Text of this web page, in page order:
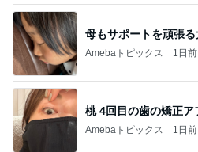
母もサポートを頑張
Amebaトピックス 1日前
桃 4回目の歯の矯正ア
Amebaトピックス 1日前